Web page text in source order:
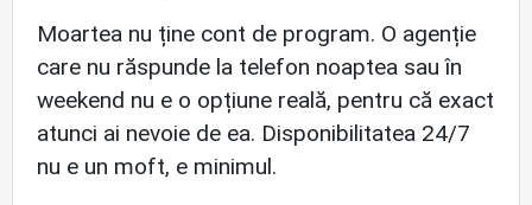
Moartea nu ține cont de program. O agenție
care nu răspunde la telefon noaptea sau în
weekend nu e o opțiune reală, pentru că exact
atunci ai nevoie de ea. Disponibilitatea 24/7
nu e un moft, e minimul.